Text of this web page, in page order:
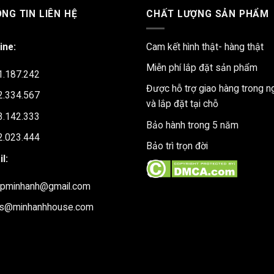
TIN LIÊN HỆ CHẤT LƯỢNG SẢN PHẨM
Cam kết hình thật- hàng thật
Miễn phí lắp đặt sản phẩm
Được hỗ trợ giao hàng trong
và lắp đặt tại chỗ
Bảo hành trong 5 năm
Bảo trì trọn đời